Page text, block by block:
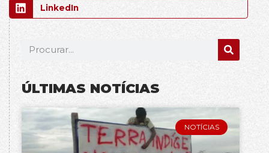
LinkedIn
ÚLTIMAS NOTÍCIAS
NOTÍCIAS